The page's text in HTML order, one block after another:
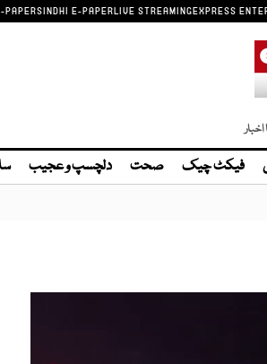
PAPERSINDHI E-PAPERLIVE STREAMINGEXPRESS
فیکٹ چیک صحت دلچسپ و عجیب